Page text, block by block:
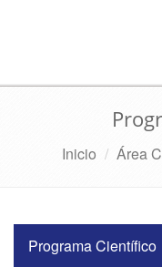
Inicio Área
Programa Científico